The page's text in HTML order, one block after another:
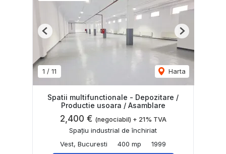
1 / 11 Harta
Previous Next
Spatii multifunctionale - Depozitare /
Productie usoara / Asamblare
2,400 € (negociabil) + 21% TVA
Spațiu industrial de închiriat
Vest, Bucuresti
400 mp 1999